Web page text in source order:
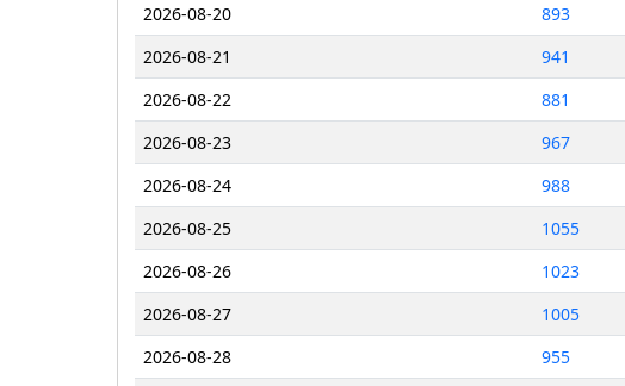
2026-08-20
893
2026-08-21
941
2026-08-22
881
2026-08-23
967
2026-08-24
988
2026-08-25
1055
2026-08-26
1023
2026-08-27
1005
2026-08-28
955